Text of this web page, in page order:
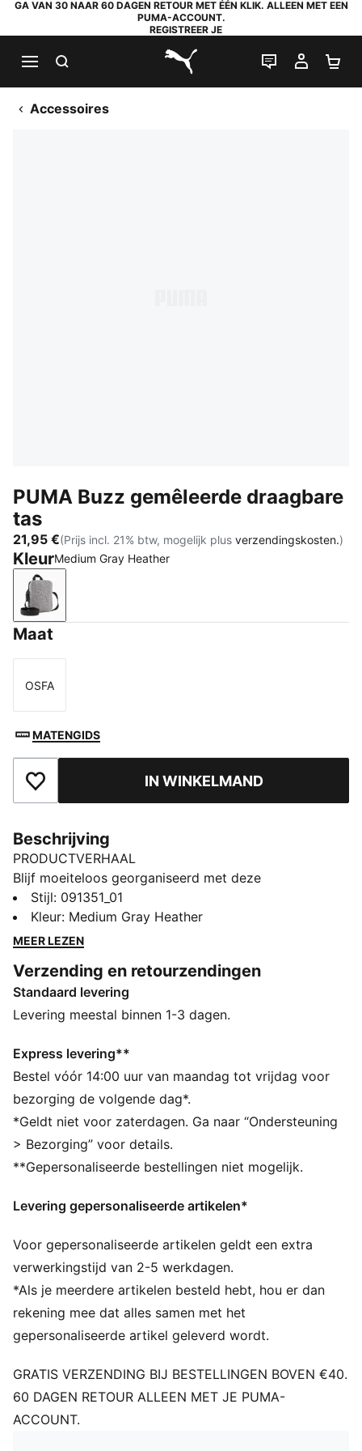
GA VAN 30 NAAR 60 DAGEN RETOUR MET ÉÉN KLIK. ALLEEN MET EEN
PUMA-ACCOUNT.
REGISTREER JE
PUMA.com
LIVE CHAT
MIJN
Accessoires
PUMA Buzz gemêleerde draagbare
tas
21,95 €(Prijs incl. 21% btw, mogelijk plus verzendingskosten.)
KleurMedium Gray Heather
Medium Gray Heather
Maat
Maat
OSFA
MATENGIDS
Toegevoegd aan favorietenIN WINKELMAND
Beschrijving
PRODUCTVERHAAL
Blijf moeiteloos georganiseerd met deze
gestroomlijnde draagbare tas. Met een hoofdvak met
rits, een verstelbare schouderband en een handige
webbing handgreep is hij perfect voor je dagelijkse
met PUMA.
ALLE INS EN OUTS
Gemaakt met minstens 90% gerecyclede materialen.
Hoofdvak met rits
Steekvak aan de binnenkant
Verstelbare schouderband
Handige webbing draaggreep
PUMA-merkdetails
Stijl: 091351_01
Kleur: Medium Gray Heather
MEER LEZEN
Verzending en retourzendingen
Standaard levering
Levering meestal binnen 1-3 dagen.
Express levering**
Bestel vóór 14:00 uur van maandag tot vrijdag voor
bezorging de volgende dag*.
*Geldt niet voor zaterdagen. Ga naar “Ondersteuning
> Bezorging” voor details.
**Gepersonaliseerde bestellingen niet mogelijk.
Levering gepersonaliseerde artikelen*
Voor gepersonaliseerde artikelen geldt een extra
verwerkingstijd van 2-5 werkdagen.
*Als je meerdere artikelen besteld hebt, hou er dan
rekening mee dat alles samen met het
gepersonaliseerde artikel geleverd wordt.
GRATIS VERZENDING BIJ BESTELLINGEN BOVEN €40.
60 DAGEN RETOUR ALLEEN MET JE PUMA-
ACCOUNT.